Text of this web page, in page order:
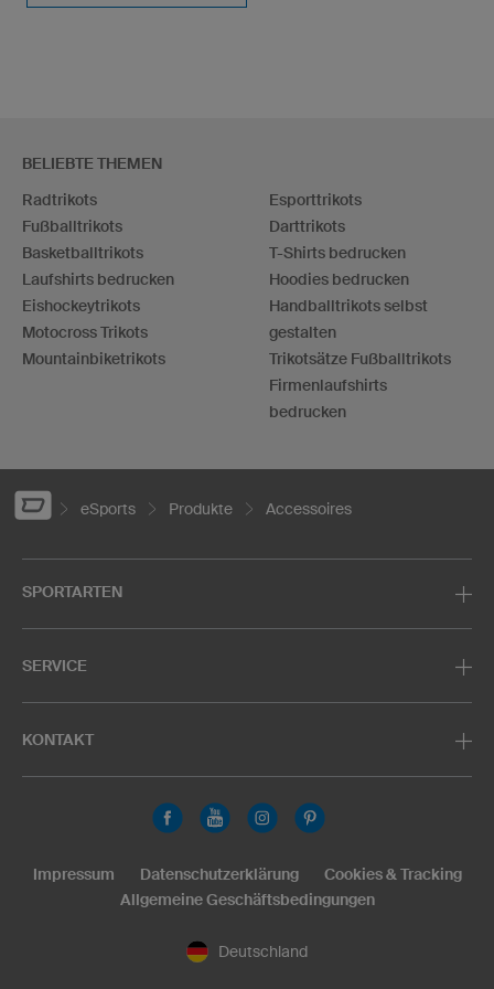
BELIEBTE THEMEN
Radtrikots
Fußballtrikots
Basketballtrikots
Laufshirts bedrucken
Eishockeytrikots
Motocross Trikots
Mountainbiketrikots
Esporttrikots
Darttrikots
T-Shirts bedrucken
Hoodies bedrucken
Handballtrikots selbst
gestalten
Trikotsätze Fußballtrikots
Firmenlaufshirts
bedrucken
eSports Produkte Accessoires
SPORTARTEN
SERVICE
KONTAKT
Deutschland
Impressum Datenschutzerklärung
Cookies & Tracking
Allgemeine Geschäftsbedingungen